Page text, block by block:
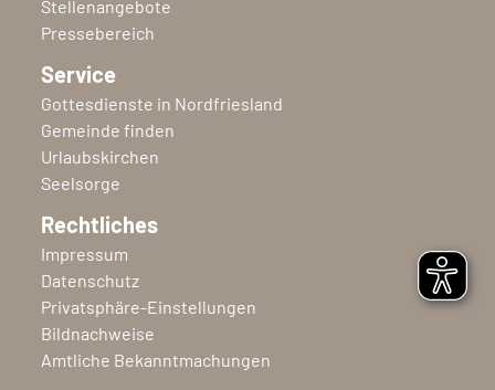
Stellenangebote
Pressebereich
Service
Gottesdienste in Nordfriesland
Gemeinde finden
Urlaubskirchen
Seelsorge
Rechtliches
Impressum
Datenschutz
Privatsphäre-Einstellungen
Bildnachweise
Amtliche Bekanntmachungen